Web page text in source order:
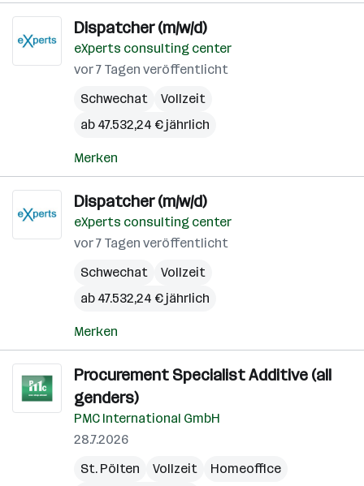
Dispatcher (m/w/d)
eXperts consulting center
vor 7 Tagen veröffentlicht
Schwechat
Vollzeit
ab 47.532,24 € jährlich
Merken
Dispatcher (m/w/d)
eXperts consulting center
vor 7 Tagen veröffentlicht
Schwechat
Vollzeit
ab 47.532,24 € jährlich
Merken
Procurement Specialist Additive (all
genders)
PMC International GmbH
28.7.2026
St. Pölten
Vollzeit
Homeoffice